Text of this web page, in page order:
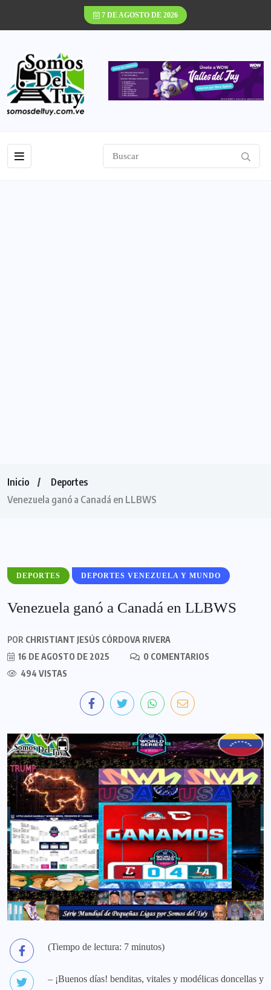
7 DE AGOSTO DE 2026
Inicio
Deportes
Venezuela ganó a Canadá en LLBWS
DEPORTES DEPORTES VENEZUELA Y MUNDO
Venezuela ganó a Canadá en LLBWS
POR CHRISTIANT JESÚS CÓRDOVA RIVERA
16 DE AGOSTO DE 2025
0 COMENTARIOS
494 VISTAS
(Tiempo de lectura: 7 minutos)
– ¡Buenos días! benditas, vitales y modélicas doncellas y